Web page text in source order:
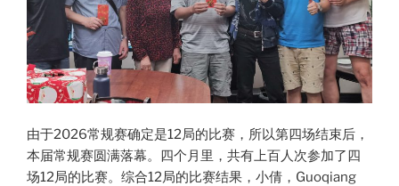
由于2026常规赛确定是12局的比赛，所以第四场结束后，
本届常规赛圆满落幕。四个月里，共有上百人次参加了四
场12局的比赛。综合12局的比赛结果，小倩，Guoqiang